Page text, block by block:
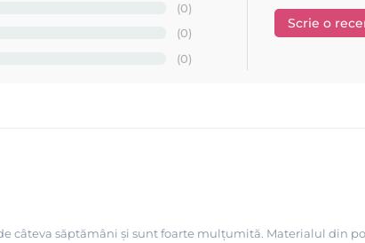
(0)
(0)
(0)
Scrie o
câteva săptămâni și sunt foarte mulțumită. Materialul din